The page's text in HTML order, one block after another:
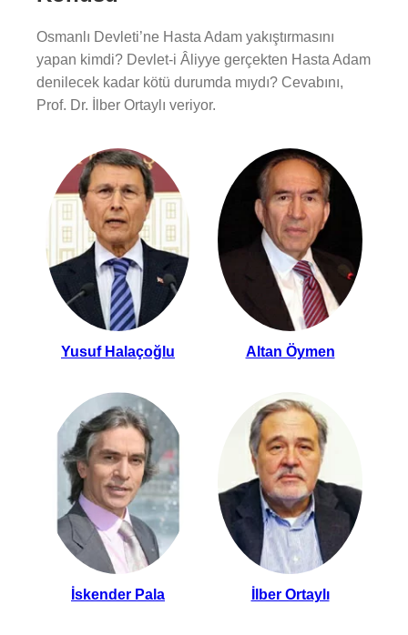
Osmanlı Devleti’ne Hasta Adam yakıştırmasını
yapan kimdi? Devlet-i Âliyye gerçekten Hasta Adam
denilecek kadar kötü durumda mıydı? Cevabını,
Prof. Dr. İlber Ortaylı veriyor.
Yusuf Halaçoğlu Altan Öymen
İskender Pala İlber Ortaylı